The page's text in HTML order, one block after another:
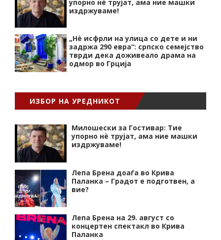
упорно нѐ трујат, ама ние машки
издржуваме!
„Нѐ исфрли на улица со дете и ни
задржа 290 евра“: српско семејство
тврди дека доживеало драма на
одмор во Грција
ИЗБОР НА УРЕДНИКОТ
Милошески за Гостивар: Тие
упорно нѐ трујат, ама ние машки
издржуваме!
Лепа Брена доаѓа во Крива
Паланка – Градот е подготвен, а
вие?
Лепа Брена на 29. август со
концертен спектакл во Крива
Паланка